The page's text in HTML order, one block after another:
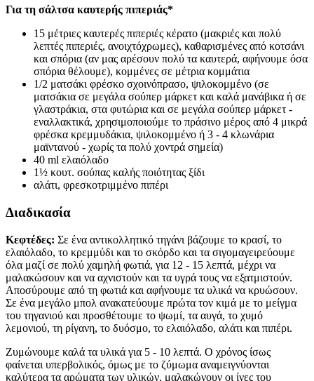
Για τη σάλτσα καυτερής πιπεριάς*
15 μέτριες καυτερές πιπεριές κέρατο (μακριές και πολύ
λεπτές πιπεριές, ανοιχτόχρωμες), καθαρισμένες από κοτσάνι
και σπόρια (αν μας αρέσουν πολύ τα καυτερά, αφήνουμε όσα
σπόρια θέλουμε), κομμένες σε μέτρια κομμάτια
1/2 ματσάκι φρέσκο σχοινόπρασο, ψιλοκομμένο (σε
ματσάκια σε μεγάλα σούπερ μάρκετ και καλά μανάβικα ή σε
γλαστράκια, στα φυτώρια και σε μεγάλα σούπερ μάρκετ -
εναλλακτικά, χρησιμοποιούμε το πράσινο μέρος από 4 μικρά
φρέσκα κρεμμυδάκια, ψιλοκομμένο ή 3 - 4 κλωνάρια
μαϊντανού - χωρίς τα πολύ χοντρά σημεία)
40 ml ελαιόλαδο
1½ κουτ. σούπας καλής ποιότητας ξίδι
αλάτι, φρεσκοτριμμένο πιπέρι
Διαδικασία
Κεφτέδες: Σε ένα αντικολλητικό τηγάνι βάζουμε το κρασί, το
ελαιόλαδο, το κρεμμύδι και το σκόρδο και τα σιγομαγειρεύουμε
όλα μαζί σε πολύ χαμηλή φωτιά, για 12 - 15 λεπτά, μέχρι να
μαλακώσουν και να αχνιστούν και τα υγρά τους να εξατμιστούν.
Αποσύρουμε από τη φωτιά και αφήνουμε τα υλικά να κρυώσουν.
Σε ένα μεγάλο μπολ ανακατεύουμε πρώτα τον κιμά με το μείγμα
του τηγανιού και προσθέτουμε το ψωμί, τα αυγά, το χυμό
λεμονιού, τη ρίγανη, το δυόσμο, το ελαιόλαδο, αλάτι και πιπέρι.
Ζυμώνουμε καλά τα υλικά για 5 - 10 λεπτά. Ο χρόνος ίσως
φαίνεται υπερβολικός, όμως με το ζύμωμα αναμειγνύονται
καλύτερα τα αρώματα των υλικών, μαλακώνουν οι ίνες του